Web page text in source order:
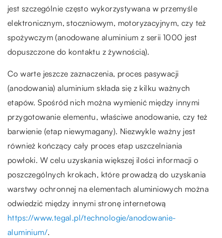
jest szczególnie często wykorzystywana w przemyśle
elektronicznym, stoczniowym, motoryzacyjnym, czy też
spożywczym (anodowane aluminium z serii 1000 jest
dopuszczone do kontaktu z żywnością).
Co warte jeszcze zaznaczenia, proces pasywacji
(anodowania) aluminium składa się z kilku ważnych
etapów. Spośród nich można wymienić między innymi
przygotowanie elementu, właściwe anodowanie, czy też
barwienie (etap niewymagany). Niezwykle ważny jest
również kończący cały proces etap uszczelniania
powłoki. W celu uzyskania większej ilości informacji o
poszczególnych krokach, które prowadzą do uzyskania
warstwy ochronnej na elementach aluminiowych można
odwiedzić między innymi stronę internetową
https://www.tegal.pl/technologie/anodowanie-
aluminium/.